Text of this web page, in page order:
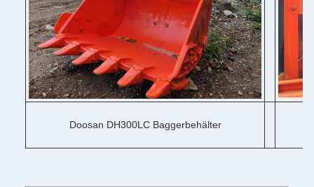
Doosan DH300LC Baggerbehälter